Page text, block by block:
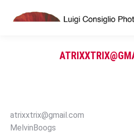
atrixxtrix@gmail.com
MelvinBoogs